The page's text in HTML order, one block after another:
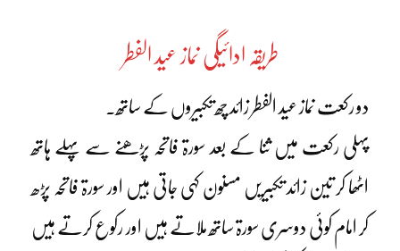
طریقہ ادائیگی نماز عید الفطر
دو رکعت نماز عید الفطر زائد چھ تکبیروں کے ساتھ۔
پہلی رکعت میں ثنا کے بعد سورۃ فاتحہ پڑھنے سے پہلے ہاتھ
اٹھا کر تین زائد تکبیریں مسنون کہی جاتی ہیں اور سورۃ فاتحہ پڑھ
کر امام کوئی دوسری سورۃ ساتھ ملاتے ہیں اور رکوع کرتے ہیں